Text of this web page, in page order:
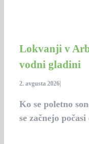
Lokvanji v
vodni gladini
2. avgusta 2026
Ko se poletno
se začnejo